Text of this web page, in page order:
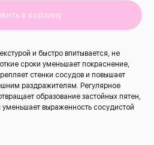
в корзину
и быстро впитывается, не
сроки уменьшает покраснение,
стенки сосудов и повышает
раздражителям. Регулярное
образование застойных пятен,
выраженность сосудистой